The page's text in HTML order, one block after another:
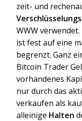
zeit- und
WWW
ist fest auf eine
begrenzt. Ganz
Bitcoin Trader
vorhandenes
nur durch das
verkaufen als
alleinige Halten